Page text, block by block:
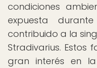
condiciones
expuesta
contribuido a la
Stradivarius. Estos
gran interés en